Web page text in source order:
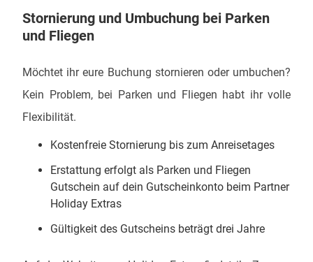
Stornierung und Umbuchung bei Parken
und Fliegen
Möchtet ihr eure Buchung stornieren oder umbuchen?
Kein Problem, bei Parken und Fliegen habt ihr volle
Flexibilität.
Kostenfreie Stornierung bis zum Anreisetages
Erstattung erfolgt als Parken und Fliegen
Gutschein auf dein Gutscheinkonto beim Partner
Holiday Extras
Gültigkeit des Gutscheins beträgt drei Jahre